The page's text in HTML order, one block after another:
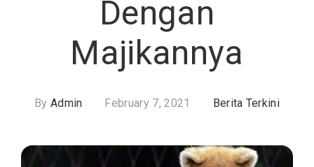
Dengan
Majikannya
By Admin February 7, 2021 Berita Terkini